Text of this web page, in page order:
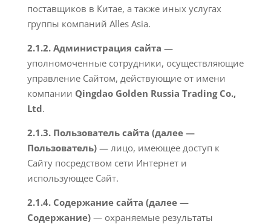
поставщиков в Китае, а также иных услугах
группы компаний Alles Asia.
2.1.2. Администрация сайта —
уполномоченные сотрудники, осуществляющие
управление Сайтом, действующие от имени
компании Qingdao Golden Russia Trading Co.,
Ltd.
2.1.3. Пользователь сайта (далее —
Пользователь) — лицо, имеющее доступ к
Сайту посредством сети Интернет и
использующее Сайт.
2.1.4. Содержание сайта (далее —
Содержание) — охраняемые результаты